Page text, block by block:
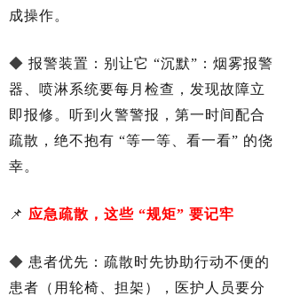
成操作。
◆ 报警装置：别让它 “沉默”：烟雾报警
器、喷淋系统要每月检查，发现故障立
即报修。听到火警警报，第一时间配合
疏散，绝不抱有 “等一等、看一看” 的侥
幸。
📌 应急疏散，这些 “规矩” 要记牢
◆ 患者优先：疏散时先协助行动不便的
患者（用轮椅、担架），医护人员要分